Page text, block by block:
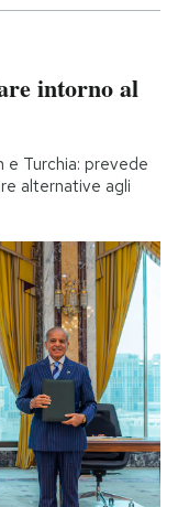
intorno al
e Turchia: prevede
alternative agli